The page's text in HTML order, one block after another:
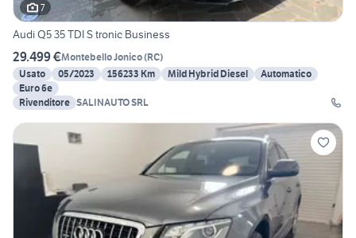
7
Audi Q5 35 TDI S tronic Business
29.499 €Montebello Jonico(RC)
Usato
05/2023 156233 Km Mild Hybrid Diesel
Automatico
Euro 6e
Rivenditore SALINAUTO SRL